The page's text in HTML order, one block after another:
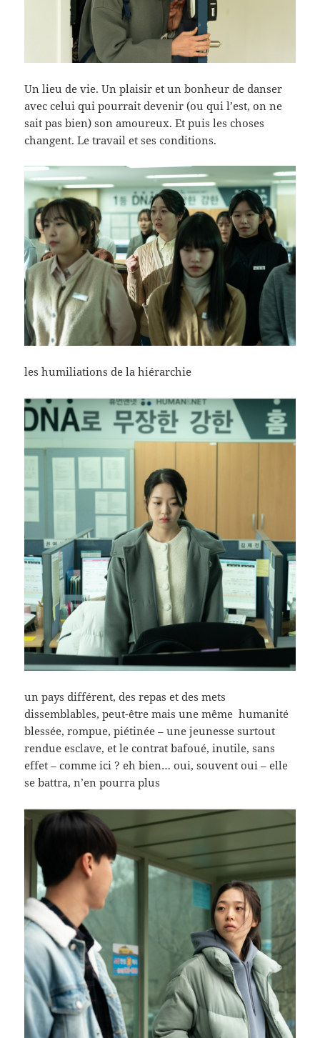
Un lieu de vie. Un plaisir et un bonheur de danser
avec celui qui pourrait devenir (ou qui l’est, on ne
sait pas bien) son amoureux. Et puis les choses
changent. Le travail et ses conditions.
les humiliations de la hiérarchie
un pays différent, des repas et des mets
dissemblables, peut-être mais une même humanité
blessée, rompue, piétinée – une jeunesse surtout
rendue esclave, et le contrat bafoué, inutile, sans
effet – comme ici ? eh bien… oui, souvent oui – elle
se battra, n’en pourra plus